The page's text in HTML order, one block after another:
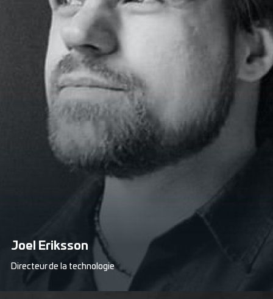
Joel Eriksson
Directeur de la technologie